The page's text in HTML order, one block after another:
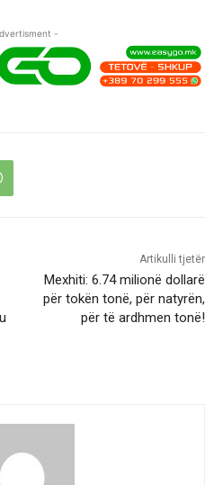
-
Artikulli tjetër
Mexhiti: 6.74 milionë dollarë
për tokën tonë, për natyrën,
për të ardhmen tonë!